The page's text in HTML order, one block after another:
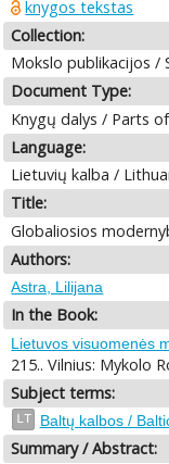
knygos tekstas
Collection:
Mokslo publikacijos /
Document Type:
Knygų dalys / Parts
Language:
Lietuvių kalba /
Title:
Globaliosios
Authors:
Astra, Lilijana
In the Book:
Lietuvos visuomenės
215.. Vilnius: Mykolo
Subject terms:
LT Baltų kalbos /
Summary / Abstract: